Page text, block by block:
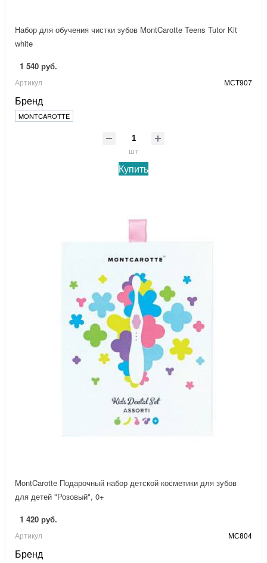
Набор для обучения чистки зубов MontCarotte Teens Tutor Kit
white
1 540 руб.
Артикул МСТ907
Бренд
MONTCAROTTE
шт
Купить
MontCarotte Подарочный набор детской косметики для зубов
для детей "Розовый", 0+
1 420 руб.
Артикул МС804
Бренд